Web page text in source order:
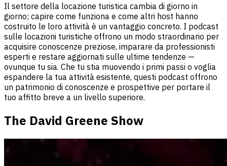
Il settore della locazione turistica cambia di giorno in
giorno; capire come funziona e come altri host hanno
costruito le loro attività è un vantaggio concreto. I podcast
sulle locazioni turistiche offrono un modo straordinario per
acquisire conoscenze preziose, imparare da professionisti
esperti e restare aggiornati sulle ultime tendenze —
ovunque tu sia. Che tu stia muovendo i primi passi o voglia
espandere la tua attività esistente, questi podcast offrono
un patrimonio di conoscenze e prospettive per portare il
tuo affitto breve a un livello superiore.
The David Greene Show